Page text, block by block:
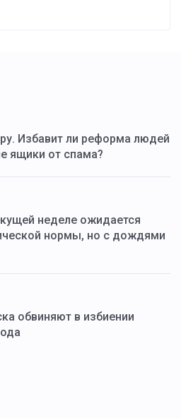
Избавит ли реформа людей
ящики от спама?
неделе ожидается
нормы, но с дождями
обвиняют в избиении